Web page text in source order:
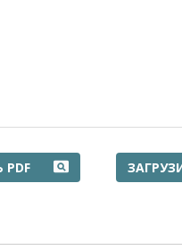
ДРУГИЕ СПОСОБЫ